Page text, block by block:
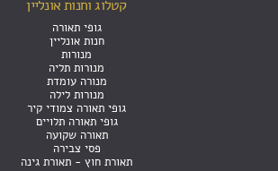
קטלוג וחנות אונליין
גופי תאורה
חנות אונליין
מנורות
מנורות תליה
מנורה עומדת
מנורות לילה
גופי תאורה צמודי קיר
גופי תאורה תלויים
תאורה שקועה
פסי צבירה
תאורת חוץ - תאורת גינה